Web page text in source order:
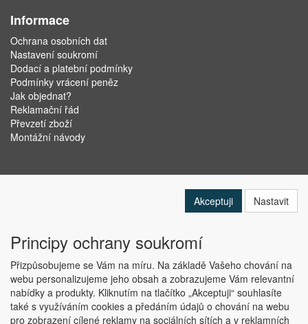
Informace
Ochrana osobních dat
Nastavení soukromí
Dodací a platební podmínky
Podmínky vrácení peněz
Jak objednat?
Reklamační řád
Převzetí zboží
Montážní návody
Copyright © ABRA Software a.s. 2019
Akceptuji Nastavit
Principy ochrany soukromí
Přizpůsobujeme se Vám na míru. Na základě Vašeho chování na
webu personalizujeme jeho obsah a zobrazujeme Vám relevantní
nabídky a produkty. Kliknutím na tlačítko „Akceptuji“ souhlasíte
také s využíváním cookies a předáním údajů o chování na webu
pro zobrazení cílené reklamy na sociálních sítích a v reklamních